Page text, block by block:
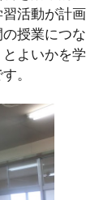
活動が計画
授業につな
よいかを学
。